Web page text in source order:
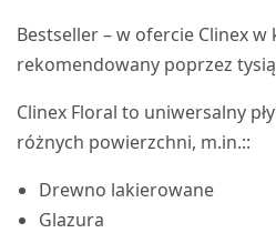
Bestseller – w ofercie Clinex w
rekomendowany poprzez
Clinex Floral to uniwersalny
różnych powierzchni, m.in.::
Drewno lakierowane
Glazura